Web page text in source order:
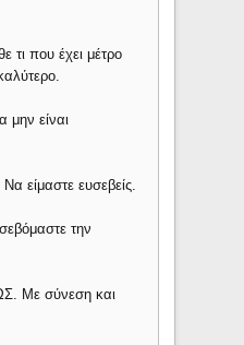
που έχει μέτρο
είναι
ευσεβείς.
την
Με σύνεση και